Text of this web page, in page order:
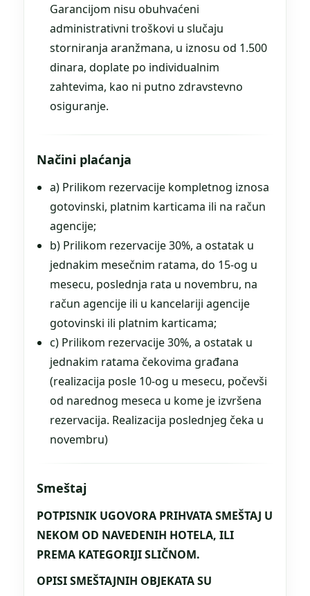
Garancijom nisu obuhvaćeni
administrativni troškovi u slučaju
storniranja aranžmana, u iznosu od 1.500
dinara, doplate po individualnim
zahtevima, kao ni putno zdravstevno
osiguranje.
Načini plaćanja
a) Prilikom rezervacije kompletnog iznosa
gotovinski, platnim karticama ili na račun
agencije;
b) Prilikom rezervacije 30%, a ostatak u
jednakim mesečnim ratama, do 15-og u
mesecu, poslednja rata u novembru, na
račun agencije ili u kancelariji agencije
gotovinski ili platnim karticama;
c) Prilikom rezervacije 30%, a ostatak u
jednakim ratama čekovima građana
(realizacija posle 10-og u mesecu, počevši
od narednog meseca u kome je izvršena
rezervacija. Realizacija poslednjeg čeka u
novembru)
Smeštaj
POTPISNIK UGOVORA PRIHVATA SMEŠTAJ U
NEKOM OD NAVEDENIH HOTELA, ILI
PREMA KATEGORIJI SLIČNOM.
OPISI SMEŠTAJNIH OBJEKATA SU